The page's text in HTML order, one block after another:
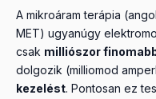
A mikroáram terápia
MET) ugyanúgy
csak milliószor
dolgozik (milliomod
kezelést. Pontosan ez